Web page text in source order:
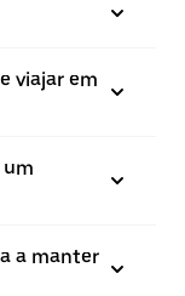
viajar em
um
a manter